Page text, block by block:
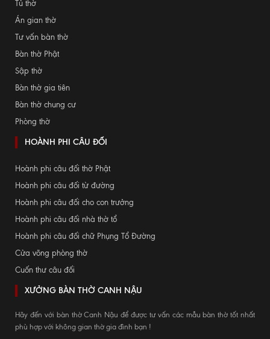
Tủ thờ
Án gian thờ
Tư vấn bàn thờ
Bàn thờ Phật
Sập thờ
Bàn thờ gia tiên
Bàn thờ chung cư
Phòng thờ
HOÀNH PHI CÂU ĐỐI
Hoành phi câu đối thờ Phật
Hoành phi câu đối từ đường
Hoành phi câu đối cho con trưởng
Hoành phi câu đối nhà thờ tổ
Hoành phi câu đối chữ Phụng Tổ Đường
Cửa võng phòng thờ
Cuốn thư câu đối
XƯỞNG BÀN THỜ CANH NẬU
Hãy đến với bàn thờ Canh Nậu để được tư vấn các mẫu bàn thờ tốt nhất
phù hợp với không gian thờ gia đình bạn !